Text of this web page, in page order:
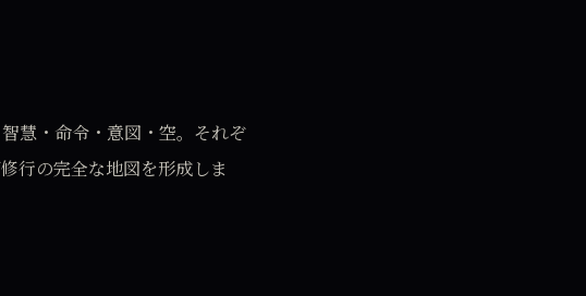
慧・命令・意図・空。それぞ
行の完全な地図を形成しま